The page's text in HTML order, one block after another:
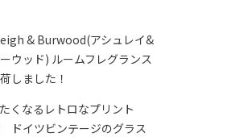
& Burwood(アシュレイ&
ウッド) ルームフレグランス
しました！
くなるレトロなプリント
ドイツビンテージのグラス